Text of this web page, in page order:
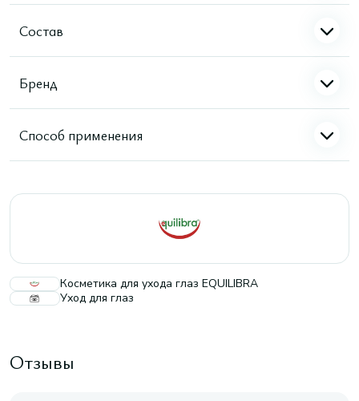
Состав
Бренд
Способ применения
Косметика для ухода глаз EQUILIBRA
Уход для глаз
Отзывы